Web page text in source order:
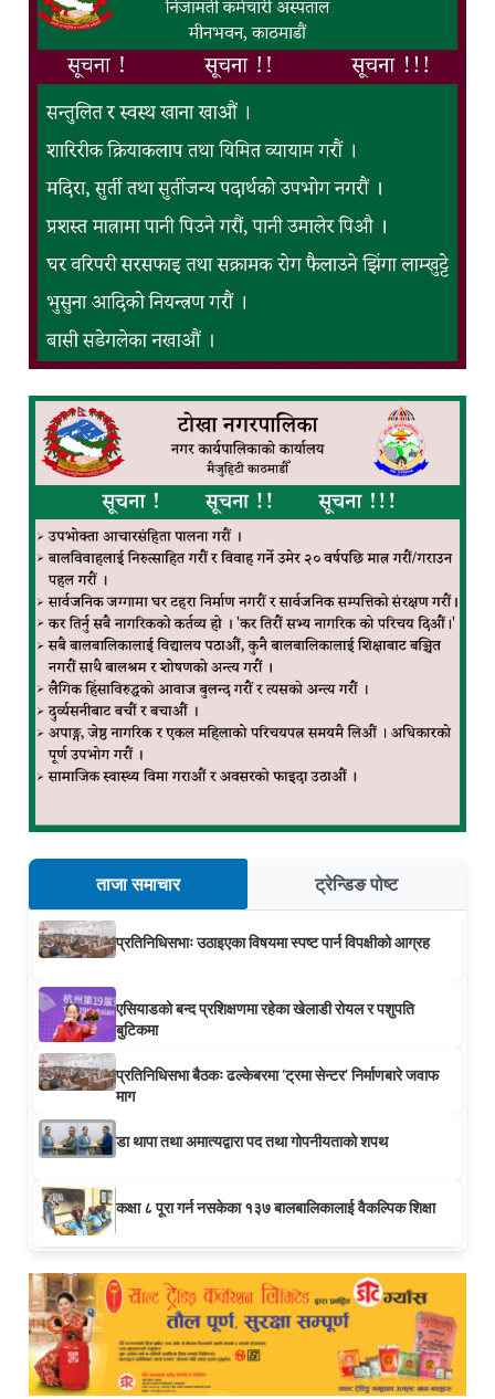
ताजा समाचार ट्रेन्डिङ पोष्ट
प्रतिनिधिसभाः उठाइएका विषयमा स्पष्ट पार्न विपक्षीको आग्रह
एसियाडको बन्द प्रशिक्षणमा रहेका खेलाडी रोयल र पशुपति
बुटिकमा
प्रतिनिधिसभा बैठकः ढल्केबरमा ‘ट्रमा सेन्टर’ निर्माणबारे जवाफ
माग
डा थापा तथा अमात्यद्वारा पद तथा गोपनीयताको शपथ
कक्षा ८ पूरा गर्न नसकेका १३७ बालबालिकालाई वैकल्पिक शिक्षा